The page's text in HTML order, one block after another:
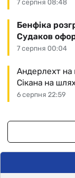
7 серпня 08:48
7 серпня 00:04
Бенфіка
Судаков
6 серпня 22:59
Андерлехт на
Сікана на